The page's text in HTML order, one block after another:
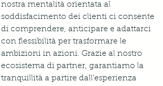
nostra mentalità orientata al
soddisfacimento dei clienti ci consente
di comprendere, anticipare e adattarci
con flessibilità per trasformare le
ambizioni in azioni. Grazie al nostro
ecosistema di partner, garantiamo la
tranquillità a partire dall’esperienza